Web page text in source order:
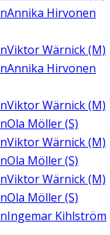
Annika Hirvonen
Viktor Wärnick (M)
Annika Hirvonen
Viktor Wärnick (M)
Ola Möller (S)
Viktor Wärnick (M)
Ola Möller (S)
Viktor Wärnick (M)
Ola Möller (S)
Ingemar Kihlström